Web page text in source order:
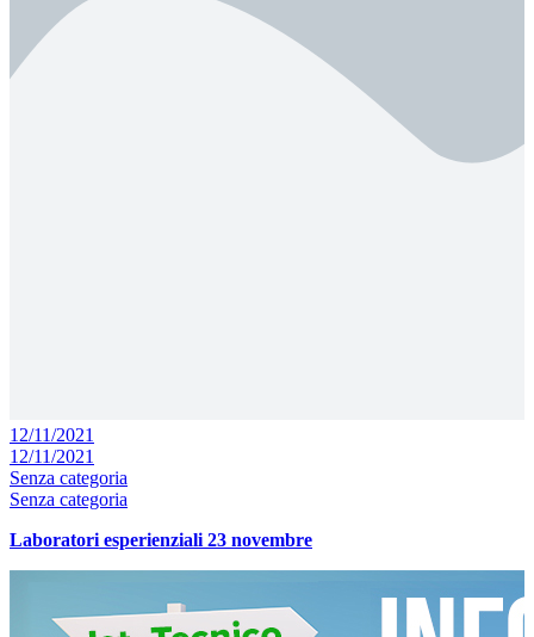
12/11/2021
12/11/2021
Senza categoria
Senza categoria
Laboratori esperienziali 23 novembre